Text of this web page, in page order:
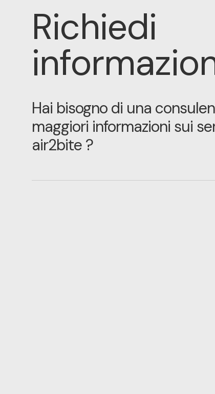
Richiedi
Hai bisogno di una
maggiori informazioni sui
air2bite ?